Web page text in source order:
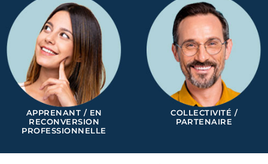
APPRENANT / EN
RECONVERSION
PROFESSIONNELLE
COLLECTIVITÉ /
PARTENAIRE